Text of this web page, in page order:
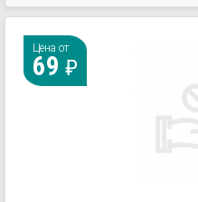
Цена от
69